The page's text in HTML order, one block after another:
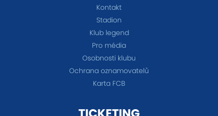
Kontakt
Stadion
Klub legend
Pro média
Osobnosti klubu
Ochrana oznamovatelů
Karta FCB